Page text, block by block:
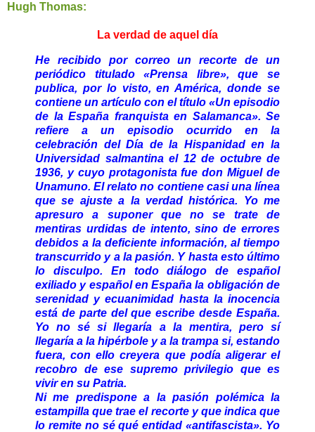
Hugh Thomas:
La verdad de aquel día
He recibido por correo un recorte de un
periódico titulado «Prensa libre», que se
publica, por lo visto, en América, donde se
contiene un artículo con el título «Un episodio
de la España franquista en Salamanca». Se
refiere a un episodio ocurrido en la
celebración del Día de la Hispanidad en la
Universidad salmantina el 12 de octubre de
1936, y cuyo protagonista fue don Miguel de
Unamuno. El relato no contiene casi una línea
que se ajuste a la verdad histórica. Yo me
apresuro a suponer que no se trate de
mentiras urdidas de intento, sino de errores
debidos a la deficiente información, al tiempo
transcurrido y a la pasión. Y hasta esto último
lo disculpo. En todo diálogo de español
exiliado y español en España la obligación de
serenidad y ecuanimidad hasta la inocencia
está de parte del que escribe desde España.
Yo no sé si llegaría a la mentira, pero sí
llegaría a la hipérbole y a la trampa si, estando
fuera, con ello creyera que podía aligerar el
recobro de ese supremo privilegio que es
vivir en su Patria.
Ni me predispone a la pasión polémica la
estampilla que trae el recorte y que indica que
lo remite no sé qué entidad «antifascista». Yo